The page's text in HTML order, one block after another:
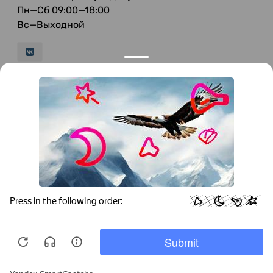
Пн—Сб 09:00—18:00
Вс—Выходной
© 2026 LeFFAM — материалы для качественной
мягкой мебели
Получение и обработка персональных данных происходит в
соответствии с Федеральным законом от 27.07.2006 года №152-ФЗ
"О персональных данных", на условиях и для целей, определенных
Политикой конфиденциальности
Все права защищены. Использование информации с сайта без
разрешения запрещено. Информация, указанная на сайте, не
является публичной офертой.
ООО "Мебель-Холл" ИНН: 3904613126 ОГРН: 1103925020517
Мы используем cookies для быстрой и